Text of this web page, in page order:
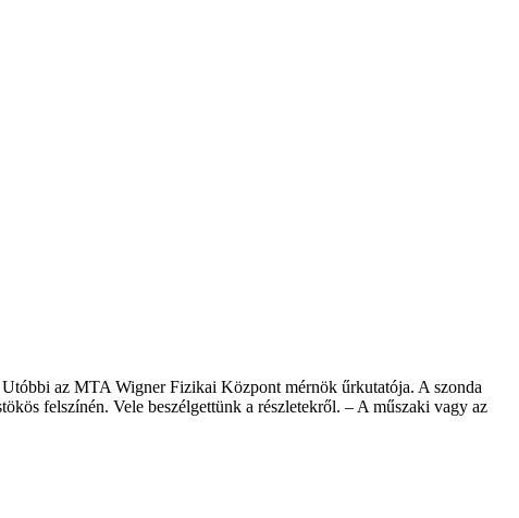
az MTA Wigner Fizikai Központ mérnök űrkutatója. A szonda
felszínén. Vele beszélgettünk a részletekről. – A műszaki vagy az